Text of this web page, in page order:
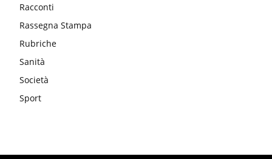
Racconti
Rassegna Stampa
Rubriche
Sanità
Società
Sport